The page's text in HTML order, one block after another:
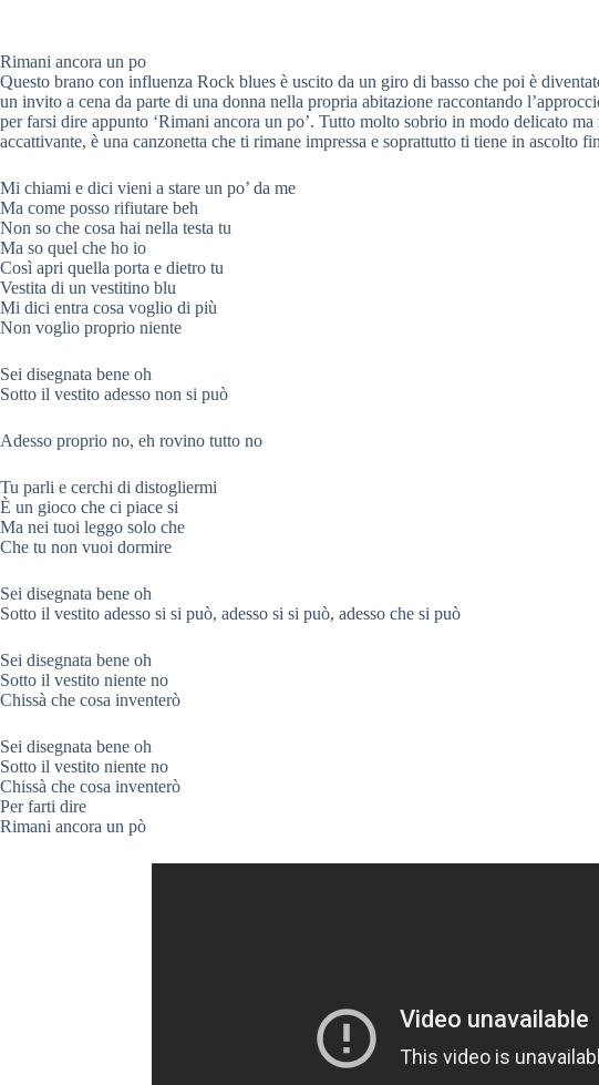
Rimani ancora un po
Questo brano con influenza Rock blues è uscito da un giro di basso che poi è
un invito a cena da parte di una donna nella propria abitazione raccontando
per farsi dire appunto ‘Rimani ancora un po’. Tutto molto sobrio in modo delicato
accattivante, è una canzonetta che ti rimane impressa e soprattutto ti tiene in ascolto
Mi chiami e dici vieni a stare un po’ da me
Ma come posso rifiutare beh
Non so che cosa hai nella testa tu
Ma so quel che ho io
Così apri quella porta e dietro tu
Vestita di un vestitino blu
Mi dici entra cosa voglio di più
Non voglio proprio niente
Sei disegnata bene oh
Sotto il vestito adesso non si può
Adesso proprio no, eh rovino tutto no
Tu parli e cerchi di distogliermi
È un gioco che ci piace si
Ma nei tuoi leggo solo che
Che tu non vuoi dormire
Sei disegnata bene oh
Sotto il vestito adesso si si può, adesso si si può, adesso che si può
Sei disegnata bene oh
Sotto il vestito niente no
Chissà che cosa inventerò
Sei disegnata bene oh
Sotto il vestito niente no
Chissà che cosa inventerò
Per farti dire
Rimani ancora un pò